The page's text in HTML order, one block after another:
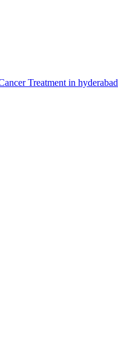
Treatment in hyderabad